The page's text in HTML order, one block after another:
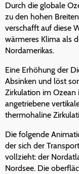
Durch die globale
zu den hohen
verschafft auf diese
wärmeres Klima als
Nordamerikas.
Eine Erhöhung der
Absinken und löst
Zirkulation im Ozean
angetriebene
thermohaline
Die folgende
der sich der
vollzieht: der
Nordsee. Die